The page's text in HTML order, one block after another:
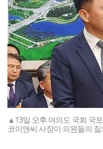
▲13일 오후 여의도 국회 국
코이앤씨 사장이 의원들의